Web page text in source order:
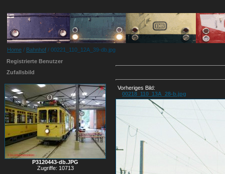
Home / Bahnhof / 00221_110_12A_39-db.jpg
Registrierte Benutzer
Zufallsbild
P3120443-db.JPG
Zugriffe: 10713
Vorheriges Bild:
00218_110_13A_28-b.jpg